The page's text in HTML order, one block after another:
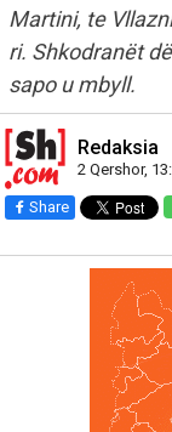
Martini, te
ri. Shkodranët
sapo u mbyll.
Redaksia
2 Qershor,
Share